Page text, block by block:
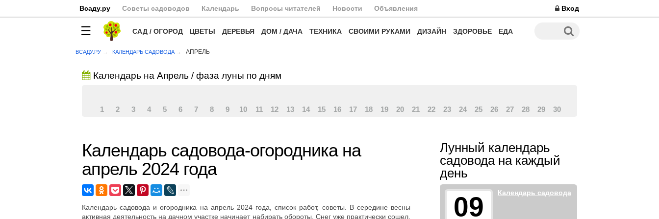
Всаду.ру Советы садоводов Календарь Вопросы читателей Новости Объявления Вход
САД / ОГОРОД ЦВЕТЫ ДЕРЕВЬЯ ДОМ / ДАЧА ТЕХНИКА СВОИМИ РУКАМИ ДИЗАЙН ЗДОРОВЬЕ ЕДА
ВСАДУ.РУ КАЛЕНДАРЬ САДОВОДА АПРЕЛЬ
Календарь на Апрель / фаза луны по дням
1 2 3 4 5 6 7 8 9 10 11 12 13 14 15 16 17 18 19 20 21 22 23 24 25 26 27 28 29 30
Календарь садовода-огородника на
апрель 2024 года
Календарь садовода и огородника на апрель 2024 года, список работ, советы. В середине весны
активная деятельность на дачном участке начинает набирать обороты. Снег уже практически сошел,
Лунный календарь
садовода на каждый
день
09 Календарь садовода